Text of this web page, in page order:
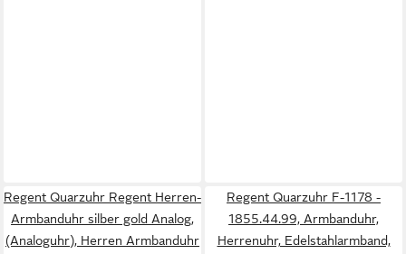
Regent Quarzuhr Regent Herren-
Armbanduhr silber gold Analog,
(Analoguhr), Herren Armbanduhr
Regent Quarzuhr F-1178 -
1855.44.99, Armbanduhr,
Herrenuhr, Edelstahlarmband,